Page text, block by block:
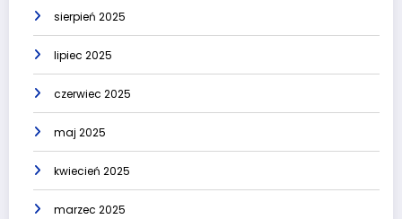
sierpień 2025
lipiec 2025
czerwiec 2025
maj 2025
kwiecień 2025
marzec 2025